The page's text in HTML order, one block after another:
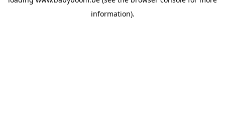
information).